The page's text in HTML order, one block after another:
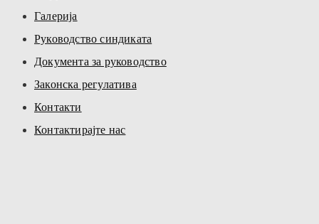
Галерија
Руководство синдиката
Документа за руководство
Законска регулатива
Контакти
Контактирајте нас